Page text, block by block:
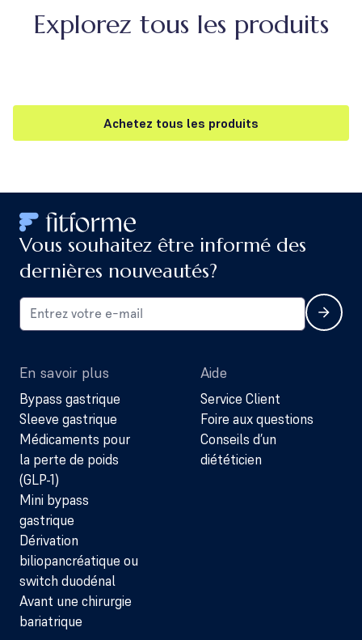
Explorez tous les produits
Achetez tous les produits
Vous souhaitez être informé des
dernières nouveautés?
En savoir plus
Bypass gastrique
Sleeve gastrique
Médicaments pour
la perte de poids
(GLP-1)
Mini bypass
gastrique
Dérivation
biliopancréatique ou
switch duodénal
Avant une chirurgie
bariatrique
Aide
Service Client
Foire aux questions
Conseils d’un
diététicien